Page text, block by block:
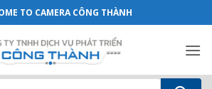
IRP (C) - Camera Công
TO CAMERA CÔNG THÀNH